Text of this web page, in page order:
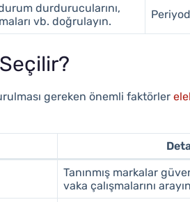
durdurucularını,
vb. doğrulayın.
gereken önemli faktörler
Tanınmış markalar
vaka çalışmalarını arayın